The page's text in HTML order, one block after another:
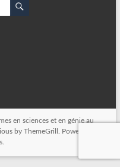
en sciences et en génie au
by ThemeGrill. Powered by: